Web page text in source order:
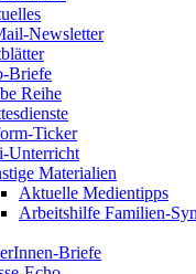
Newsletter
Briefe
Reihe
Ticker
Unterricht
Materialien
Aktuelle Medientipps
Arbeitshilfe Familien-
Briefe